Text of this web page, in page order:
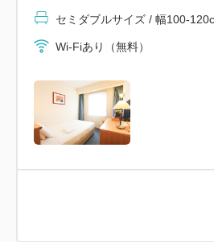
※その他サービス、貸出品もご
セミダブルサイズ / 幅100-
Wi-Fiあり（無料）